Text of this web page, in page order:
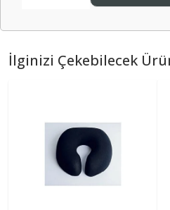
İlginizi Çekebilecek